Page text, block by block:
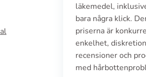
läkemedel,
bara några klick.
priserna är
enkelhet,
recensioner och
med